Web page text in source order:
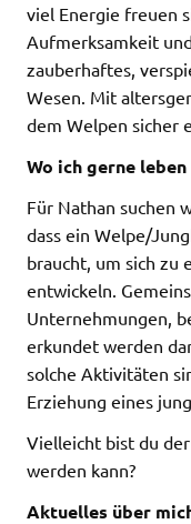
viel Energie freuen
Aufmerksamkeit
zauberhaftes,
Wesen. Mit
dem Welpen sicher
Wo ich gerne
Für Nathan suchen
dass ein Welpe/
braucht, um sich zu
entwickeln.
Unternehmungen,
erkundet werden
solche Aktivitäten
Erziehung eines
Vielleicht bist du
werden kann?
Aktuelles über